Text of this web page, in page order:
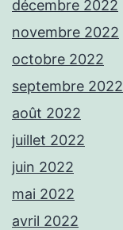
décembre 2022
novembre 2022
octobre 2022
septembre 2022
août 2022
juillet 2022
juin 2022
mai 2022
avril 2022